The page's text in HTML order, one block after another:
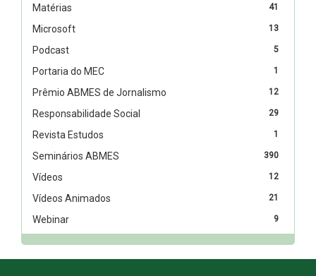
41
Matérias
13
Microsoft
5
Podcast
1
Portaria do MEC
12
Prêmio ABMES de Jornalismo
29
Responsabilidade Social
1
Revista Estudos
390
Seminários ABMES
12
Vídeos
21
Vídeos Animados
9
Webinar